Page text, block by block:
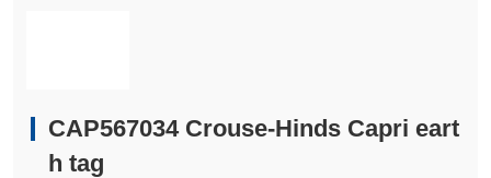
CAP567034 Crouse-Hinds Capri eart
h tag